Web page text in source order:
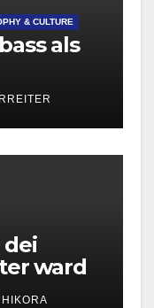
& CULTURE
als
ward